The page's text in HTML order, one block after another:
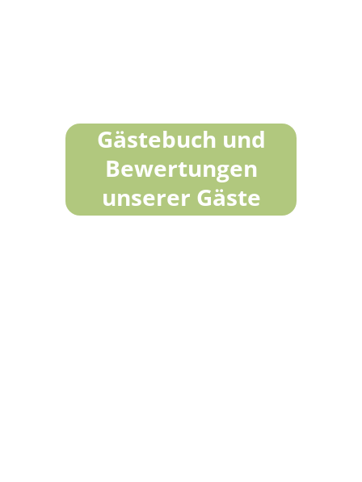
Gästebuch und
Bewertungen
unserer Gäste